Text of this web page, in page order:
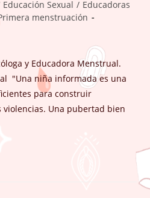
la
Educación Sexual / Educadoras
menstruación
y Educadora Menstrual.
"Una niña informada es una
para construir
Una pubertad bien